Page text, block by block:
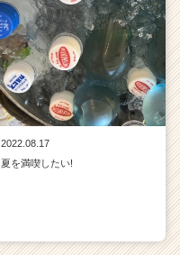
2022.08.17
夏を満喫したい!